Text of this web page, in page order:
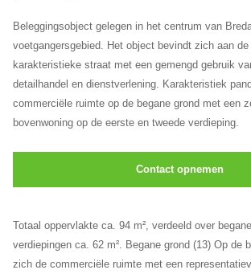
Beleggingsobject gelegen in het centrum van
voetgangersgebied. Het object bevindt zich aan
karakteristieke straat met een gemengd gebruik
detailhandel en dienstverlening. Karakteristiek
commerciële ruimte op de begane grond met een
bovenwoning op de eerste en tweede verdieping.
Contact opnemen
Totaal oppervlakte ca. 94 m², verdeeld over
verdiepingen ca. 62 m². Begane grond (13) Op de
zich de commerciële ruimte met een